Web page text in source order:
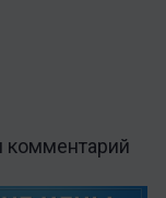
комментарий